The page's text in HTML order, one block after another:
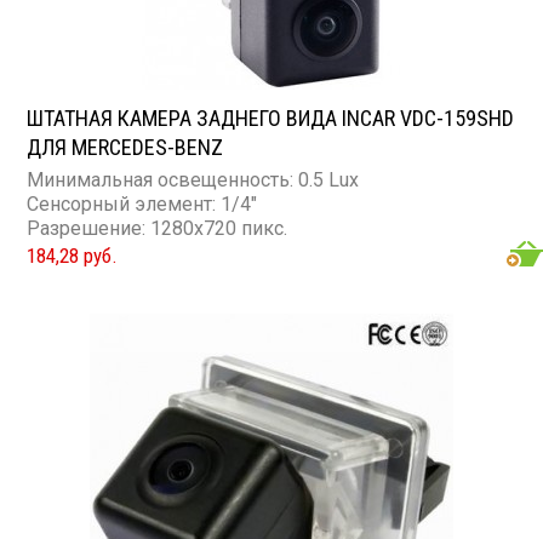
ШТАТНАЯ КАМЕРА ЗАДНЕГО ВИДА INCAR VDC-159SHD
ДЛЯ MERCEDES-BENZ
Минимальная освещенность: 0.5 Lux
Сенсорный элемент: 1/4"
Разрешение: 1280x720 пикс.
184,28 руб.